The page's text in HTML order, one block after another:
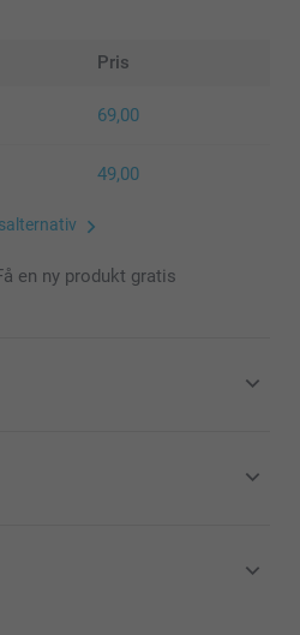
Pris
69,00
49,00
en ny produkt gratis
(SEK), inklusive moms och